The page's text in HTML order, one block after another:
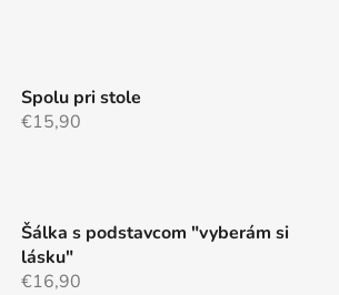
Spolu pri stole
€15,90
Šálka s podstavcom "vyberám si
lásku"
€16,90